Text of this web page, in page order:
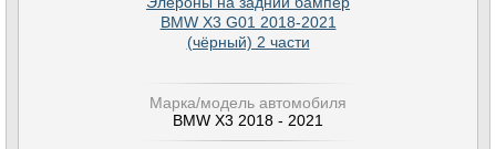
BMW X3 G01 2018-2021
(чёрный) 2 части
Марка/модель автомобиля
BMW X3 2018 - 2021